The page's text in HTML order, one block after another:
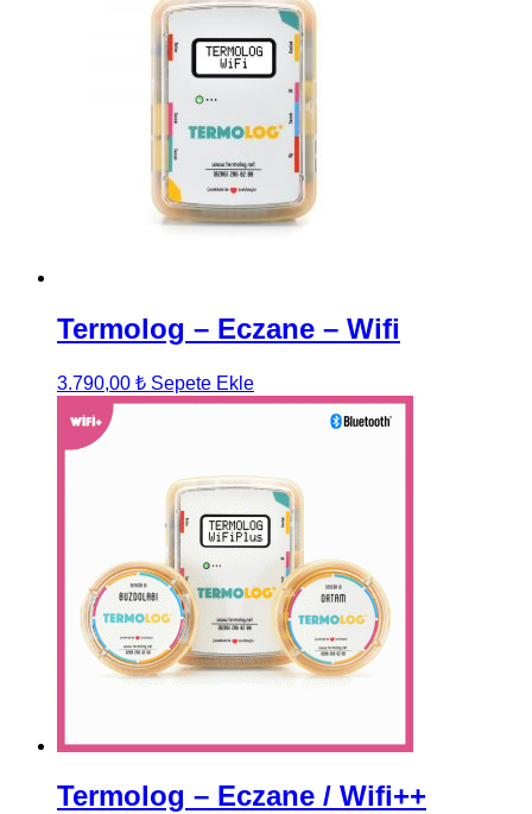
Termolog – Eczane – Wifi
3.790,00 ₺ Sepete Ekle
Termolog – Eczane / Wifi++